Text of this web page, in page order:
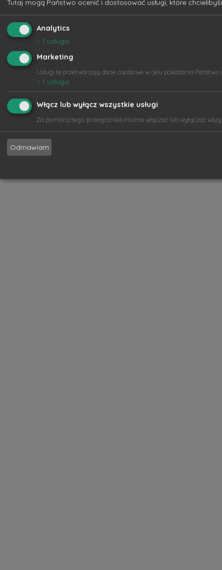
Tutaj mogą Państwo ocenić i dostosować usługi, które
Analytics
↓ 1 usługa
Marketing
Usługi te przetwarzają dane osobowe w celu pokazania
↓ 1 usługa
Włącz lub wyłącz wszystkie usługi
Za pomocą tego przełącznika można włączać lub wyłączać
Odmawiam